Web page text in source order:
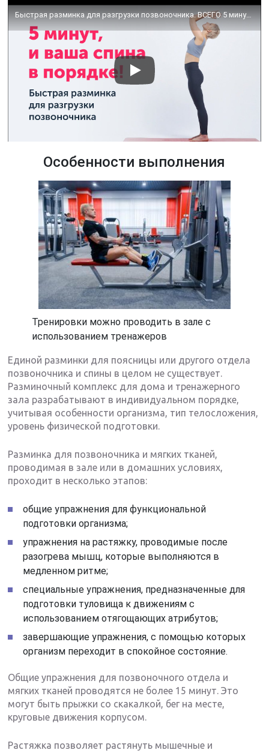
Быстрая разминка для разгрузки позвоночника. ВСЕГО 5 минут, и ваша спина в порядке!
Особенности выполнения
Тренировки можно проводить в зале с
использованием тренажеров
Единой разминки для поясницы или другого отдела
позвоночника и спины в целом не существует.
Разминочный комплекс для дома и тренажерного
зала разрабатывают в индивидуальном порядке,
учитывая особенности организма, тип телосложения,
уровень физической подготовки.
Разминка для позвоночника и мягких тканей,
проводимая в зале или в домашних условиях,
проходит в несколько этапов:
общие упражнения для функциональной
подготовки организма;
упражнения на растяжку, проводимые после
разогрева мышц, которые выполняются в
медленном ритме;
специальные упражнения, предназначенные для
подготовки туловища к движениям с
использованием отягощающих атрибутов;
завершающие упражнения, с помощью которых
организм переходит в спокойное состояние.
Общие упражнения для позвоночного отдела и
мягких тканей проводятся не более 15 минут. Это
могут быть прыжки со скакалкой, бег на месте,
круговые движения корпусом.
Растяжка позволяет растянуть мышечные и